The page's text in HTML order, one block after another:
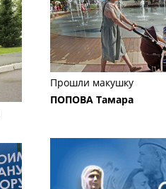
Прошли макушку
ПОПОВА Тамара